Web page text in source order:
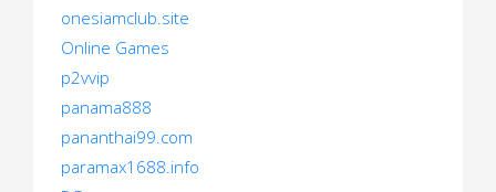
onesiamclub.site
Online Games
p2vvip
panama888
pananthai99.com
paramax1688.info